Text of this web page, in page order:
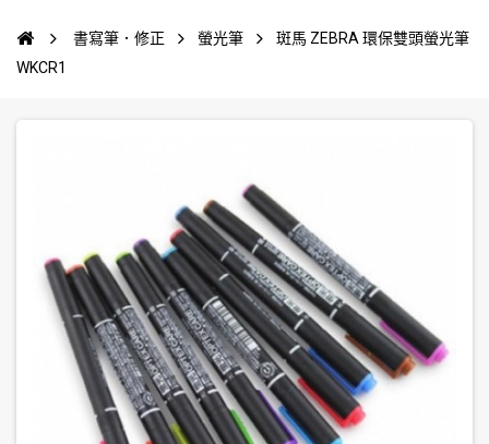
書寫筆．修正 螢光筆
斑馬 ZEBRA 環保雙頭螢光筆
WKCR1